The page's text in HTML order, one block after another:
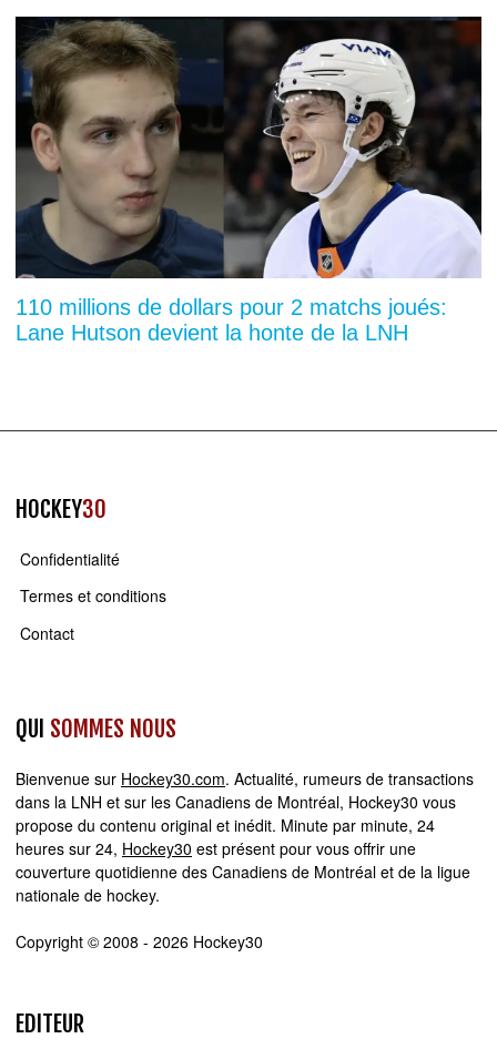
110 millions de dollars pour 2 matchs joués:
Lane Hutson devient la honte de la LNH
HOCKEY30
Confidentialité
Termes et conditions
Contact
QUI SOMMES NOUS
Bienvenue sur Hockey30.com. Actualité, rumeurs de transactions
dans la LNH et sur les Canadiens de Montréal, Hockey30 vous
propose du contenu original et inédit. Minute par minute, 24
heures sur 24, Hockey30 est présent pour vous offrir une
couverture quotidienne des Canadiens de Montréal et de la ligue
nationale de hockey.
Copyright © 2008 - 2026 Hockey30
EDITEUR